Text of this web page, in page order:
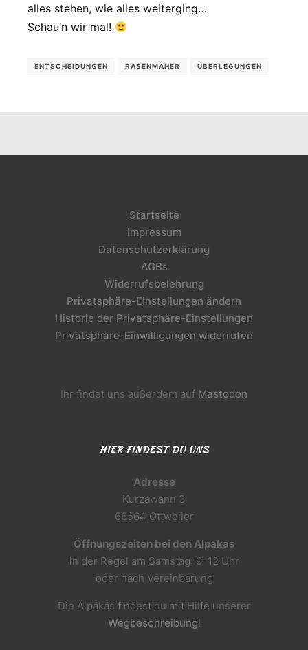
alles stehen, wie alles weiterging…
Schau’n wir mal!
ENTSCHEIDUNGEN RASENMÄHER ÜBERLEGUNGEN
Startseite
Impressum
Datenschutzerklärung
AGBs
Widerrufsbelehrung
Privatsphäre-Einstellungen ändern
Historie der Privatsphäre-Einstellungen
Privatsphäre-Einwilligungen widerrufen
Ihr findet uns außerdem auf Mastodon
HIER FINDEST DU UNS
Adresse
Kurzawann 3
66564 Ottweiler
Öffnungszeiten bei den Alpakas
in der Regel am Samstag: 9–12 Uhr
oder nach Vereinbarung
Die Alpakas findest du mit Hilfe unserer
Wegbeschreibung!